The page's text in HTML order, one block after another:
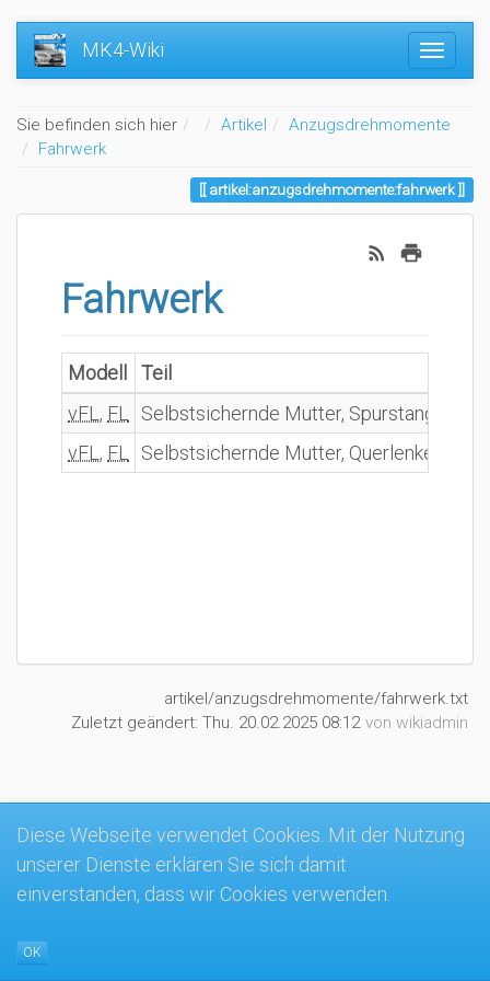
MK4-Wiki
Sie befinden sich hier Home
Artikel
Anzugsdrehmomente
Fahrwerk
artikel:anzugsdrehmomente:fahrwerk
Fahrwerk
Modell
Teil
vFL , FL
Selbstsichernde Mutter,
vFL , FL Selbstsichernde Mutter, Querlenker an
artikel/anzugsdrehmomente/fahrwerk.txt
Zuletzt geändert: Thu. 20.02.2025 08:12 von wikiadmin
MK4-Wiki
Diese Webseite verwendet Cookies. Mit der Nutzung
unserer Dienste erklären Sie sich damit
einverstanden, dass wir Cookies verwenden.
OK